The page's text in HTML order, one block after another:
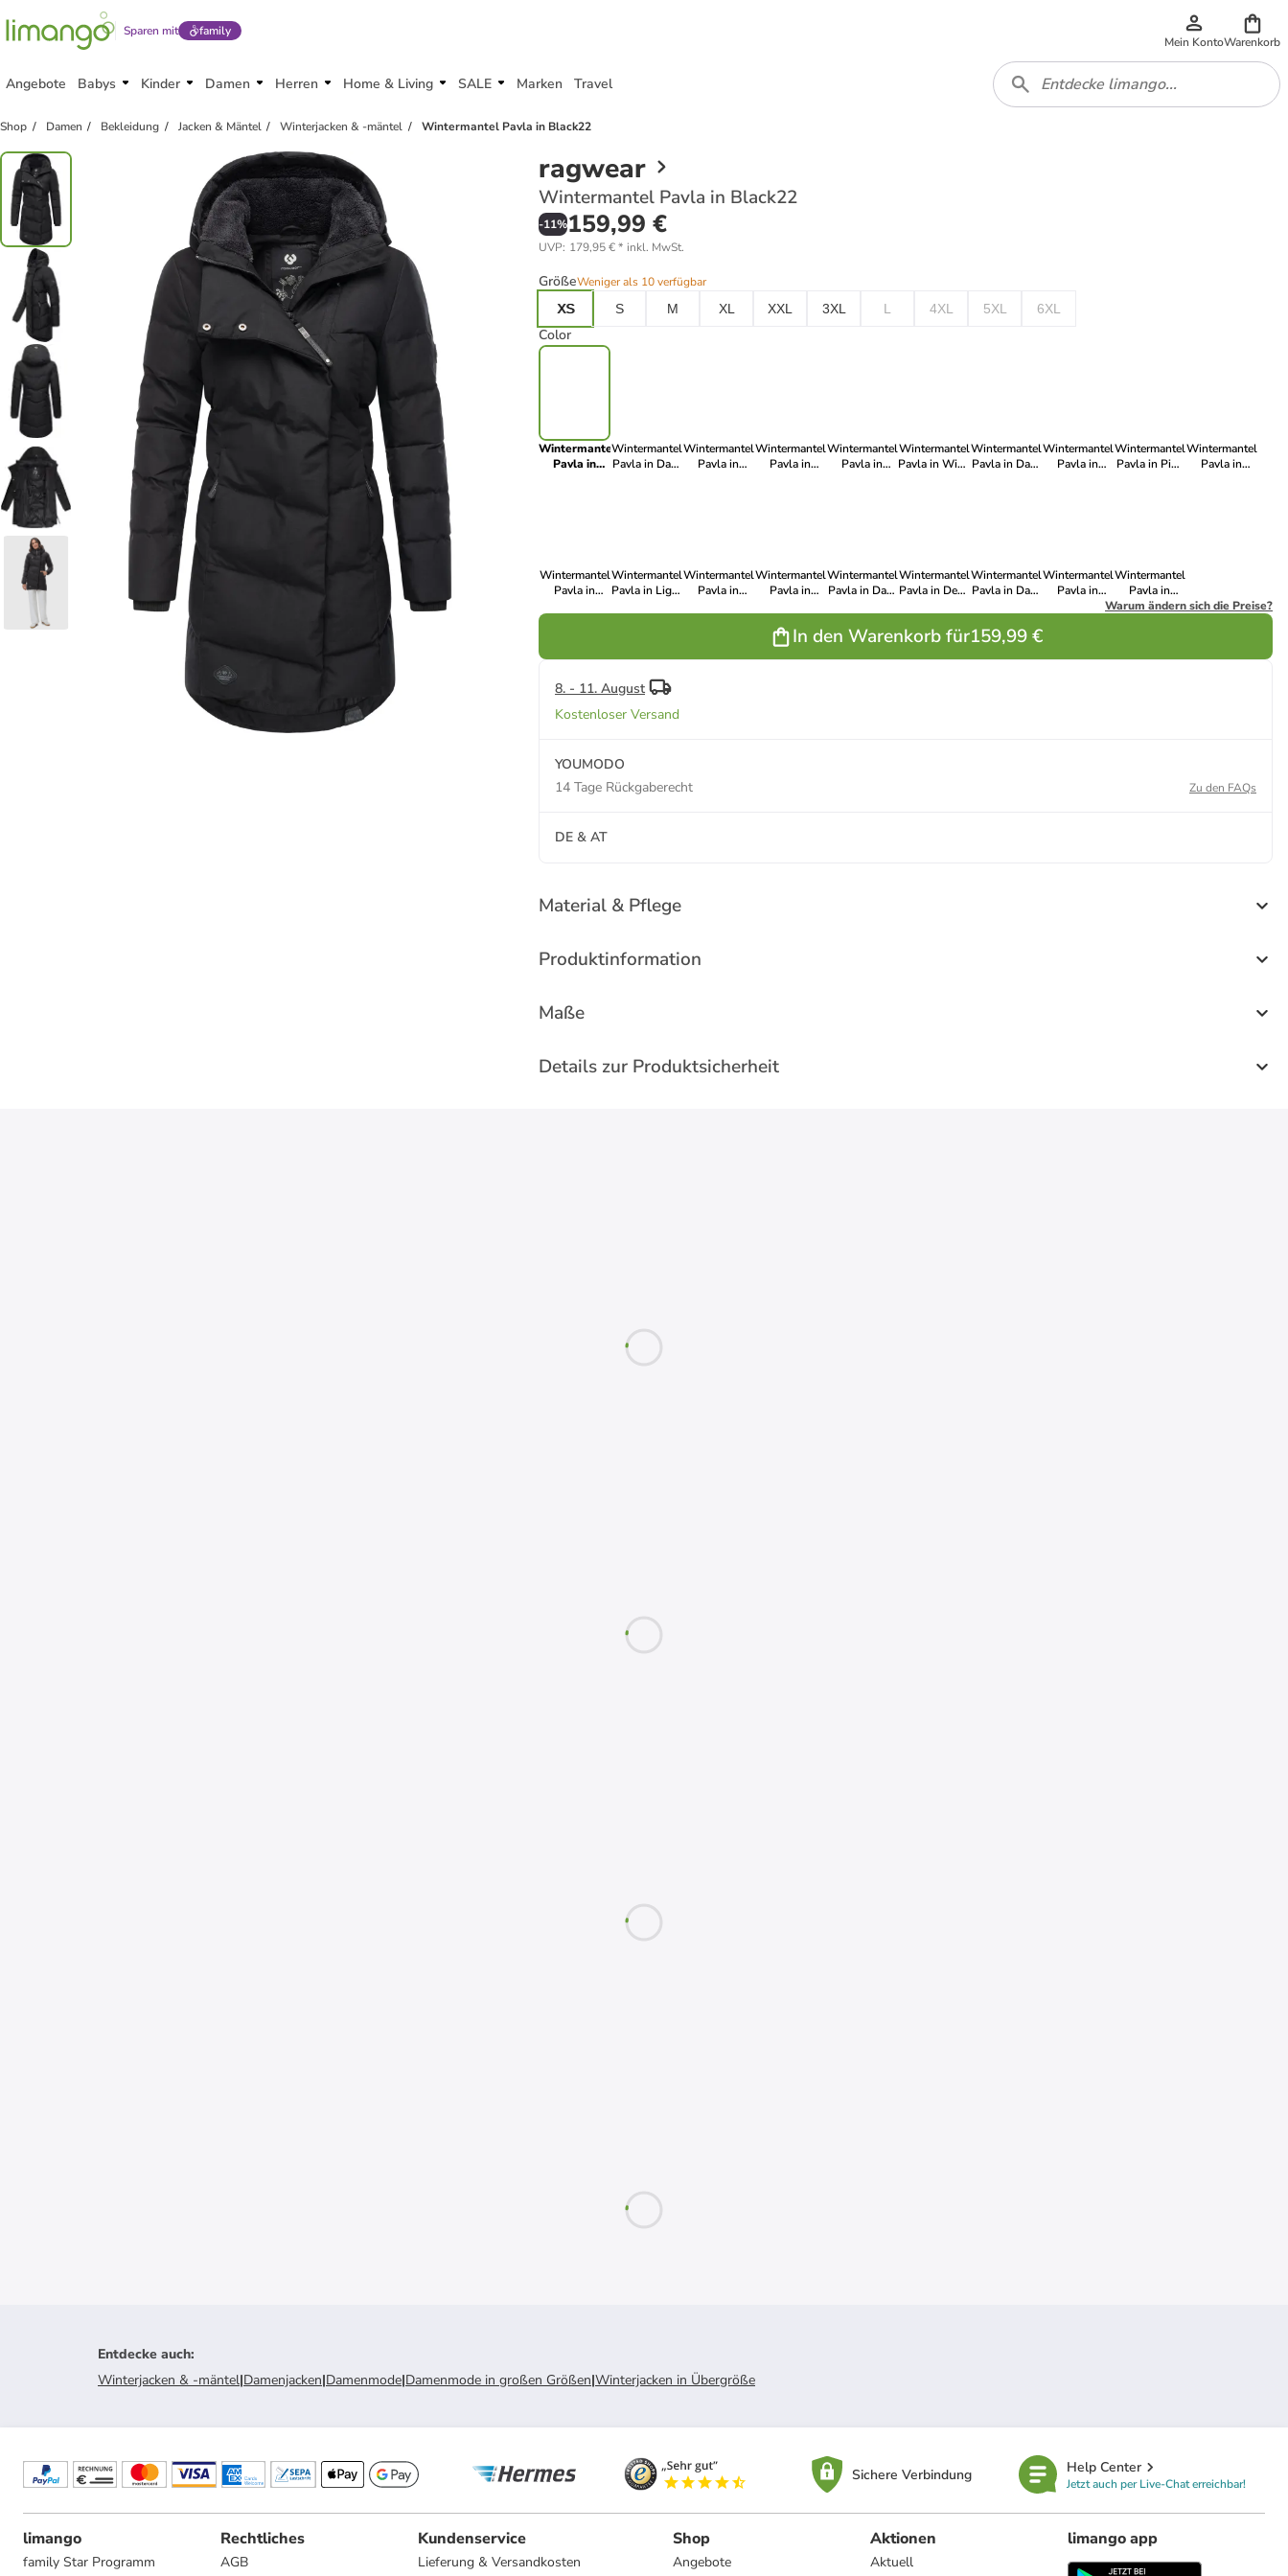
Sparen mit family
Mein KontoWarenkorb
Angebote Babys Kinder Damen Herren Home & Living SALE Marken Travel
Shop Damen Bekleidung Jacken & Mäntel Winterjacken & -mäntel Wintermantel Pavla in Black22
ragwear
Wintermantel Pavla in Black22
-11%159,99 €
UVP: 179,95 €* inkl. MwSt.
GrößeWeniger als 10 verfügbar
XS
S M XL XXL 3XL L 4XL 5XL 6XL
Color
Wintermantel
Pavla in
Wintermantel
Pavla in Dark
Wintermantel
Pavla in
Wintermantel
Pavla in
Wintermantel
Pavla in
Wintermantel
Pavla in Wine
Wintermantel
Pavla in Dark
Wintermantel
Pavla in
Wintermantel
Pavla in Pine
Wintermantel
Pavla in
Wintermantel
Pavla in
Wintermantel
Pavla in Light
Wintermantel
Pavla in
Wintermantel
Pavla in
Wintermantel
Pavla in Dark
Wintermantel
Pavla in Deep
Wintermantel
Pavla in Dark
Wintermantel
Pavla in
Stone Blue25
Wintermantel
Pavla in
Dusty
Warum ändern sich die Preise?
In den Warenkorb für159,99 €
8. - 11. August
Kostenloser Versand
YOUMODO
14 Tage Rückgaberecht
Zu den FAQs
DE & AT
Material & Pflege
Produktinformation
Maße
Details zur Produktsicherheit
Entdecke auch:
Winterjacken & -mäntel|Damenjacken|Damenmode|Damenmode in großen Größen|Winterjacken in Übergröße
Sichere Verbindung Help Center
Jetzt auch per Live-Chat erreichbar!
limango
family Star Programm
Rechtliches
AGB
Kundenservice
Lieferung & Versandkosten
Shop
Angebote
Aktionen
Aktuell
limango app